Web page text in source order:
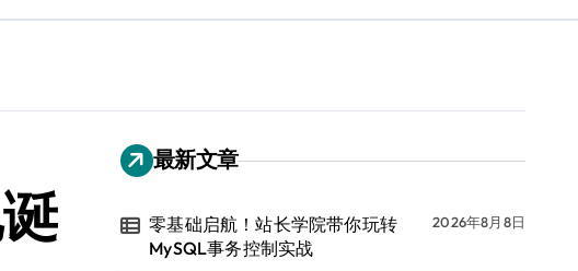
最新文章
零基础启航！站长学院带你玩转
MySQL事务控制实战
2026年8月8日